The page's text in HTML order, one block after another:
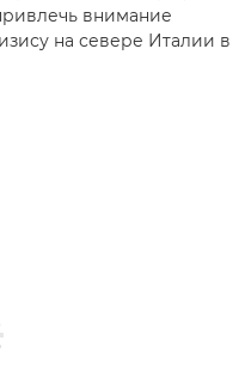
внимание
на севере Италии в